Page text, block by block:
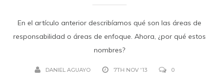
En el artículo anterior describíamos qué son las áreas de
responsabilidad o áreas de enfoque. Ahora, ¿por qué estos
nombres?
DANIEL AGUAYO 7TH NOV '13 0